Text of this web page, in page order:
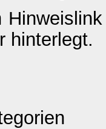
hinterlegt.